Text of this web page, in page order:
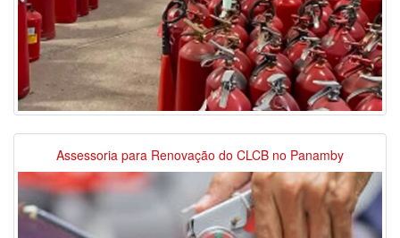
Assessoria para Renovação do CLCB no Panamby